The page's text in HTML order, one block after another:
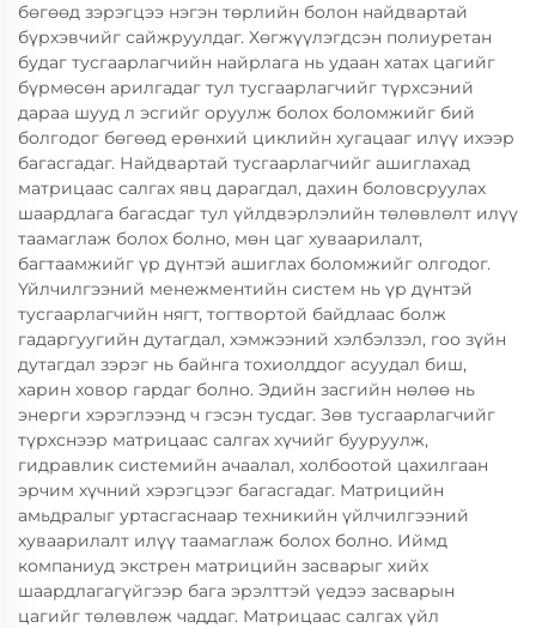
бөгөөд зэрэгцээ нэгэн төрлийн болон найдвартай
бүрхэвчийг сайжруулдаг. Хөгжүүлэгдсэн полиуретан
будаг тусгаарлагчийн найрлага нь удаан хатах цагийг
бүрмөсөн арилгадаг тул тусгаарлагчийг түрхсэний
дараа шууд л эсгийг оруулж болох боломжийг бий
болгодог бөгөөд ерөнхий циклийн хугацааг илүү ихээр
багасгадаг. Найдвартай тусгаарлагчийг ашиглахад
матрицаас салгах явц дарагдал, дахин боловсруулах
шаардлага багасдаг тул үйлдвэрлэлийн төлөвлөлт илүү
таамаглаж болох болно, мөн цаг хуваарилалт,
багтаамжийг үр дүнтэй ашиглах боломжийг олгодог.
Үйлчилгээний менежментийн систем нь үр дүнтэй
тусгаарлагчийн нягт, тогтвортой байдлаас болж
гадаргуугийн дутагдал, хэмжээний хэлбэлзэл, гоо зүйн
дутагдал зэрэг нь байнга тохиолддог асуудал биш,
харин ховор гардаг болно. Эдийн засгийн нөлөө нь
энерги хэрэглээнд ч гэсэн тусдаг. Зөв тусгаарлагчийг
түрхснээр матрицаас салгах хүчийг бууруулж,
гидравлик системийн ачаалал, холбоотой цахилгаан
эрчим хүчний хэрэгцээг багасгадаг. Матрицийн
амьдралыг уртасгаснаар техникийн үйлчилгээний
хуваарилалт илүү таамаглаж болох болно. Иймд
компаниуд экстрен матрицийн засварыг хийх
шаардлагагүйгээр бага эрэлттэй үедээ засварын
цагийг төлөвлөж чаддаг. Матрицаас салгах үйл